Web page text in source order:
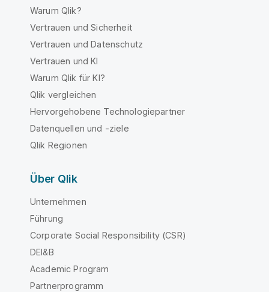
Warum Qlik?
Vertrauen und Sicherheit
Vertrauen und Datenschutz
Vertrauen und KI
Warum Qlik für KI?
Qlik vergleichen
Hervorgehobene Technologiepartner
Datenquellen und -ziele
Qlik Regionen
Über Qlik
Unternehmen
Führung
Corporate Social Responsibility (CSR)
DEI&B
Academic Program
Partnerprogramm